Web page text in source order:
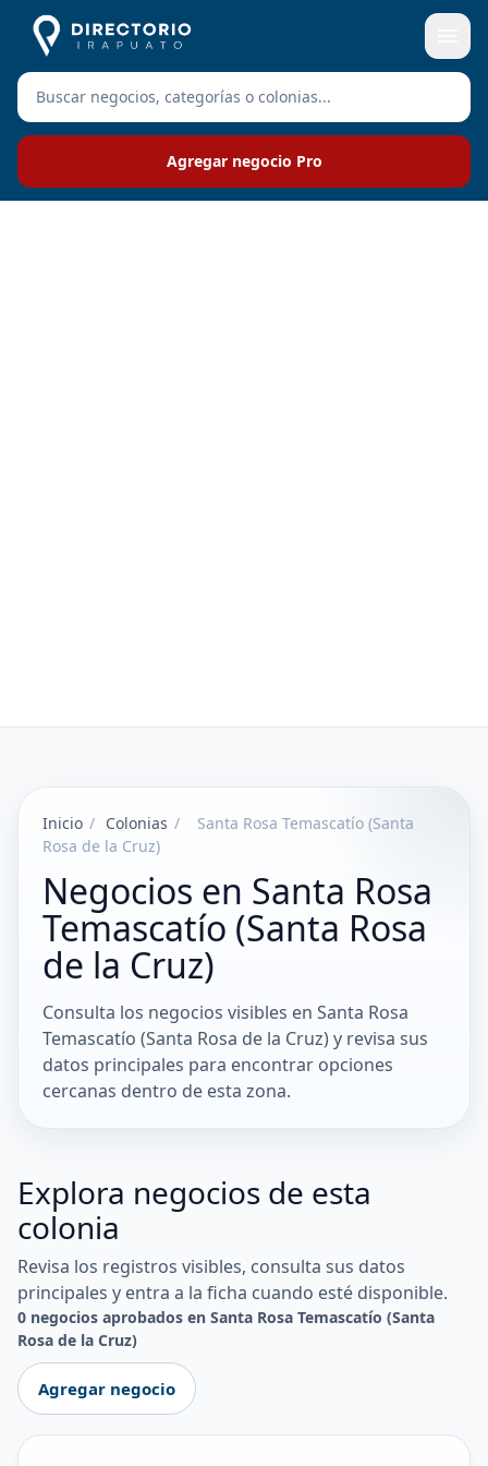
Agregar negocio Pro
Inicio / Colonias /
Santa Rosa Temascatío (Santa
Rosa de la Cruz)
Negocios en Santa Rosa
Temascatío (Santa Rosa
de la Cruz)
Consulta los negocios visibles en Santa Rosa
Temascatío (Santa Rosa de la Cruz) y revisa sus
datos principales para encontrar opciones
cercanas dentro de esta zona.
Explora negocios de esta
colonia
Revisa los registros visibles, consulta sus datos
principales y entra a la ficha cuando esté disponible.
0 negocios aprobados en Santa Rosa Temascatío (Santa
Rosa de la Cruz)
Agregar negocio